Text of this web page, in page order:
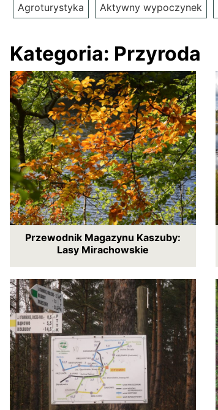
Agroturystyka Aktywny wypoczynek
Kategoria: Przyroda
Przewodnik Magazynu Kaszuby:
Lasy Mirachowskie